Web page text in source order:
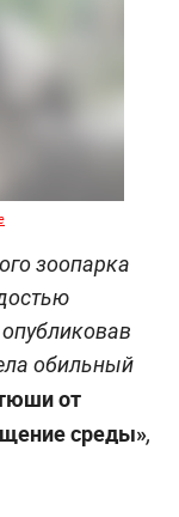
зоопарка
обильный
от
среды»,